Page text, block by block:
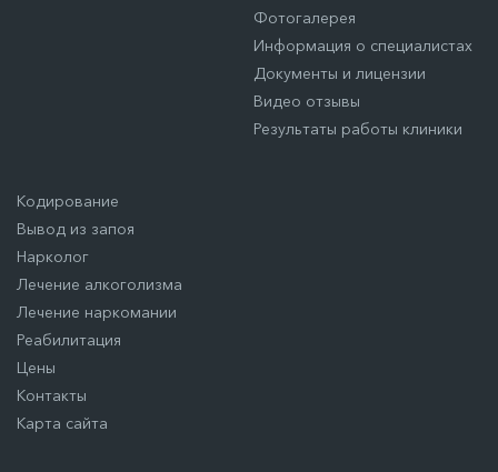
Фотогалерея
Информация о специалистах
Документы и лицензии
Видео отзывы
Результаты работы клиники
Кодирование
Вывод из запоя
Нарколог
Лечение алкоголизма
Лечение наркомании
Реабилитация
Цены
Контакты
Карта сайта